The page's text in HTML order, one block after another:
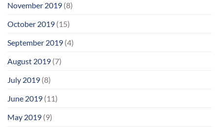
November 2019 (8)
October 2019 (15)
September 2019 (4)
August 2019 (7)
July 2019 (8)
June 2019 (11)
May 2019 (9)